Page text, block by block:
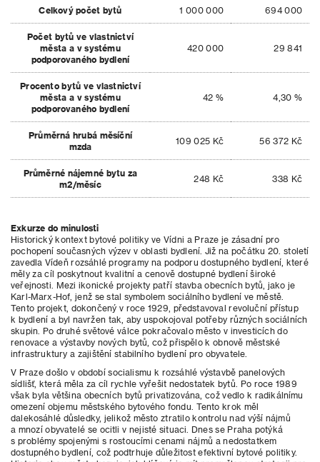
Celkový počet bytů 1 000 000 694 000
Počet bytů ve vlastnictví
města a v systému
podporovaného bydlení
420 000 29 841
Procento bytů ve vlastnictví
města a v systému
podporovaného bydlení
42 % 4,30 %
Průměrná hrubá měsíční
mzda
109 025 Kč 56 372 Kč
Průměrné nájemné bytu za
m2/měsíc
248 Kč 338 Kč
Exkurze do minulosti
Historický kontext bytové politiky ve Vídni a Praze je zásadní pro
pochopení současných výzev v oblasti bydlení. Již na počátku 20. století
zavedla Vídeň rozsáhlé programy na podporu dostupného bydlení, které
měly za cíl poskytnout kvalitní a cenově dostupné bydlení široké
veřejnosti. Mezi ikonické projekty patří stavba obecních bytů, jako je
Karl-Marx-Hof, jenž se stal symbolem sociálního bydlení ve městě.
Tento projekt, dokončený v roce 1929, představoval revoluční přístup
k bydlení a byl navržen tak, aby uspokojoval potřeby různých sociálních
skupin. Po druhé světové válce pokračovalo město v investicích do
renovace a výstavby nových bytů, což přispělo k obnově městské
infrastruktury a zajištění stabilního bydlení pro obyvatele.
V Praze došlo v období socialismu k rozsáhlé výstavbě panelových
sídlišť, která měla za cíl rychle vyřešit nedostatek bytů. Po roce 1989
však byla většina obecních bytů privatizována, což vedlo k radikálnímu
omezení objemu městského bytového fondu. Tento krok měl
dalekosáhlé důsledky, jelikož město ztratilo kontrolu nad výší nájmů
a mnozí obyvatelé se ocitli v nejisté situaci. Dnes se Praha potýká
s problémy spojenými s rostoucími cenami nájmů a nedostatkem
dostupného bydlení, což podtrhuje důležitost efektivní bytové politiky.